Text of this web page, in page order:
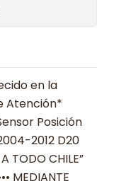
en la
Atención*
Posición
2012 D20
A TODO CHILE”
MEDIANTE